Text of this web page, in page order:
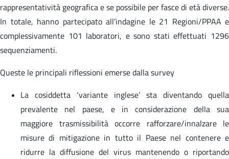
rappresentatività geografica e se possibile per fasce di età diverse.
In totale, hanno partecipato all’indagine le 21 Regioni/PPAA e
complessivamente 101 laboratori, e sono stati effettuati 1296
sequenziamenti.
Queste le principali riflessioni emerse dalla survey
La cosiddetta ‘variante inglese’ sta diventando quella
prevalente nel paese, e in considerazione della sua
maggiore trasmissibilità occorre rafforzare/innalzare le
misure di mitigazione in tutto il Paese nel contenere e
ridurre la diffusione del virus mantenendo o riportando